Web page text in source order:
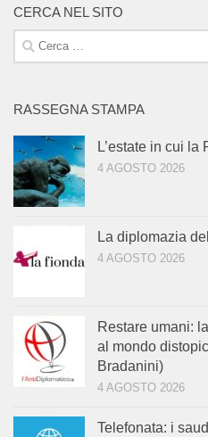
CERCA NEL SITO
Ricerca
per:
RASSEGNA STAMPA
L’estate in cui la
4 AGOSTO 2026
La diplomazia
4 AGOSTO 2026
Restare umani:
al mondo
Bradanini)
4 AGOSTO 2026
Telefonata: i